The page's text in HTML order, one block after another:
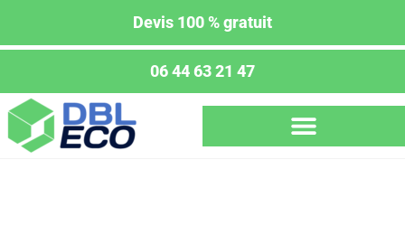
Devis 100 % gratuit
06 44 63 21 47